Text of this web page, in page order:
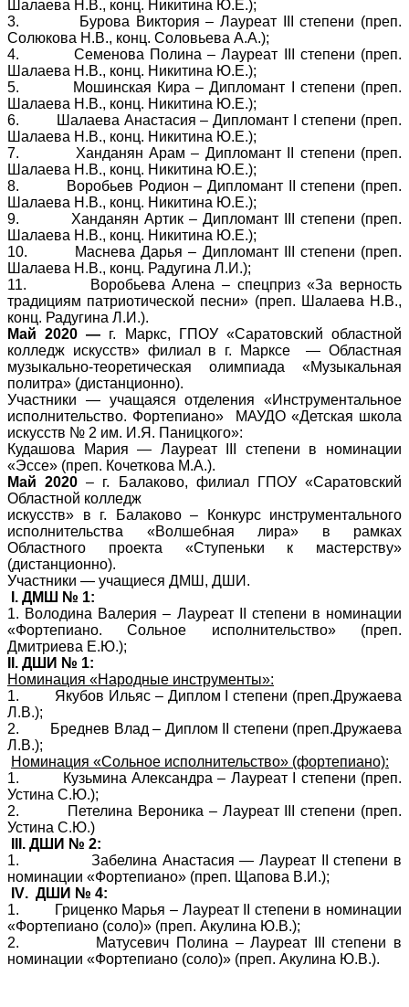
Шалаева Н.В., конц. Никитина Ю.Е.);
3.
Бурова Виктория– Лауреат
степени (преп.
Солюкова Н.В., конц. Соловьева А.А.);
4.
Семенова Полина – Лауреат
степени (преп.
Шалаева Н.В., конц. Никитина Ю.Е.);
5.
Мошинская Кира – Дипломант
степени (преп.
Шалаева Н.В., конц. Никитина Ю.Е.);
6.
Шалаева Анастасия – Дипломант
степени (преп.
Шалаева Н.В., конц. Никитина Ю.Е.);
7.
Ханданян Арам – Дипломант
степени (преп.
Шалаева Н.В., конц. Никитина Ю.Е.);
8.
Воробьев Родион – Дипломант
степени (преп.
Шалаева Н.В., конц. Никитина Ю.Е.);
9.
Ханданян Артик – Дипломант
степени (преп.
Шалаева Н.В., конц. Никитина Ю.Е.);
10.
Маснева Дарья – Дипломант
степени (преп.
Шалаева Н.В., конц. Радугина Л.И.);
11.
Воробьева Алена – спецприз «За верность
традициям патриотической песни» (преп. Шалаева Н.В.,
конц. Радугина Л.И.).
Май 2020 — г. Маркс, ГПОУ «Саратовский областной
колледж искусств» филиал в г. Марксе
— Областная
музыкально-теоретическая олимпиада «Музыкальная
политра» (дистанционно).
Участники — учащаяся отделения «Инструментальное
исполнительство. Фортепиано»
МАУДО «Детская школа
искусств № 2 им. И.Я. Паницкого»:
Кудашова Мария — Лауреат
степени в номинации
«Эссе» (преп. Кочеткова М.А.).
Май 2020– г. Балаково, филиал ГПОУ «Саратовский
Областной колледж
искусств» в г. Балаково – Конкурс инструментального
исполнительства «Волшебная лира» в рамках
Областного проекта «Ступеньки к мастерству»
(дистанционно).
Участники — учащиеся ДМШ, ДШИ.
. ДМШ № 1:
1. Володина Валерия – Лауреат II степени в номинации
«Фортепиано. Сольное исполнительство» (преп.
Дмитриева Е.Ю.);
. ДШИ № 1:
Номинация «Народные инструменты»:
1.
Якубов Ильяс – Диплом
степени (преп.Дружаева
Л.В.);
2.
Бреднев Влад – Диплом
степени (преп.Дружаева
Л.В.);
Номинация «Сольное исполнительство» (фортепиано):
1.
Кузьмина Александра – Лауреат
степени (преп.
Устина С.Ю.);
2.
Петелина Вероника – Лауреат
степени (преп.
Устина С.Ю.)
. ДШИ № 2:
1.
Забелина Анастасия — Лауреат
степени в
номинации «Фортепиано» (преп. Щапова В.И.);
IV. ДШИ № 4:
1.
Гриценко Марья– Лауреат степени в номинации
«Фортепиано (соло)» (преп. Акулина Ю.В.);
2.
Матусевич Полина – Лауреат степени в
номинации «Фортепиано (соло)» (преп. Акулина Ю.В.).